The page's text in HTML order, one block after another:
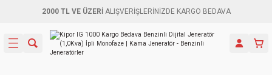
2000 TL VE ÜZERİALIŞVERİŞLERİNİZDE KARGO BEDAVA
Geri Dön
Geri Dön
Geri Dön
Geri Dön
Geri Dön
Geri Dön
Geri Dön